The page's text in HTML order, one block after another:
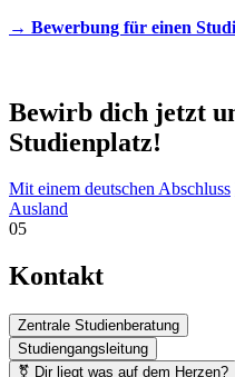
→ Bewerbung für einen
Bewirb dich jetzt
Studienplatz!
Mit einem deutschen Abschluss
Ausland
05
Kontakt
Zentrale Studienberatung
Studiengangsleitung
⚧ Dir liegt was auf dem Herzen?